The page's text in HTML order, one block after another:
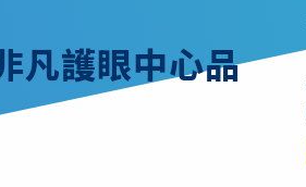
凡護眼中心品